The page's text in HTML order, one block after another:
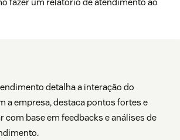
detalha a interação do
a empresa, destaca pontos fortes e
com base em feedbacks e análises de